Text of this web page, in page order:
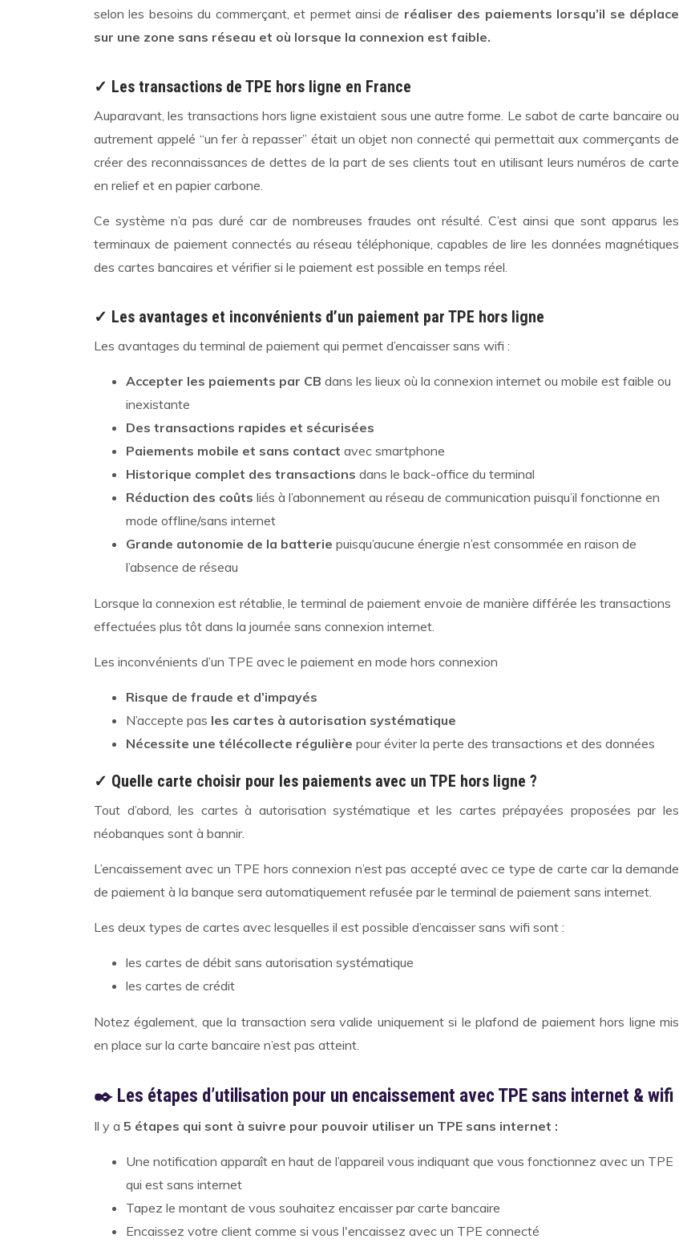
selon les besoins du commerçant, et permet ainsi de réaliser des paiements lorsqu’il se déplace
sur une zone sans réseau et où lorsque la connexion est faible.
✓ Les transactions de TPE hors ligne en France
Auparavant, les transactions hors ligne existaient sous une autre forme. Le sabot de carte bancaire ou
autrement appelé “un fer à repasser” était un objet non connecté qui permettait aux commerçants de
créer des reconnaissances de dettes de la part de ses clients tout en utilisant leurs numéros de carte
en relief et en papier carbone.
Ce système n’a pas duré car de nombreuses fraudes ont résulté. C’est ainsi que sont apparus les
terminaux de paiement connectés au réseau téléphonique, capables de lire les données magnétiques
des cartes bancaires et vérifier si le paiement est possible en temps réel.
✓ Les avantages et inconvénients d’un paiement par TPE hors ligne
Les avantages du terminal de paiement qui permet d’encaisser sans wifi :
Accepter les paiements par CB dans les lieux où la connexion internet ou mobile est faible ou
inexistante
Des transactions rapides et sécurisées
Paiements mobile et sans contact avec smartphone
Historique complet des transactions dans le back-office du terminal
Réduction des coûts liés à l’abonnement au réseau de communication puisqu’il fonctionne en
mode offline/sans internet
Grande autonomie de la batterie puisqu’aucune énergie n’est consommée en raison de
l’absence de réseau
Lorsque la connexion est rétablie, le terminal de paiement envoie de manière différée les transactions
effectuées plus tôt dans la journée sans connexion internet.
Les inconvénients d’un TPE avec le paiement en mode hors connexion
Risque de fraude et d’impayés
N’accepte pas les cartes à autorisation systématique
Nécessite une télécollecte régulière pour éviter la perte des transactions et des données
✓ Quelle carte choisir pour les paiements avec un TPE hors ligne ?
Tout d’abord, les cartes à autorisation systématique et les cartes prépayées proposées par les
néobanques sont à bannir.
L’encaissement avec un TPE hors connexion n’est pas accepté avec ce type de carte car la demande
de paiement à la banque sera automatiquement refusée par le terminal de paiement sans internet.
Les deux types de cartes avec lesquelles il est possible d’encaisser sans wifi sont :
les cartes de débit sans autorisation systématique
les cartes de crédit
Notez également, que la transaction sera valide uniquement si le plafond de paiement hors ligne mis
en place sur la carte bancaire n’est pas atteint.
✒️ Les étapes d’utilisation pour un encaissement avec TPE sans internet & wifi
Il y a 5 étapes qui sont à suivre pour pouvoir utiliser un TPE sans internet :
Une notification apparaît en haut de l’appareil vous indiquant que vous fonctionnez avec un TPE
qui est sans internet
Tapez le montant de vous souhaitez encaisser par carte bancaire
Encaissez votre client comme si vous l'encaissez avec un TPE connecté